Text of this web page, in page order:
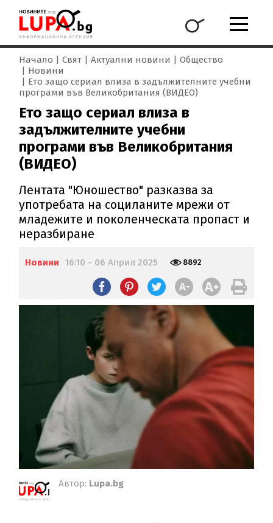
Начало Свят Актуални новини
Общество
Новини
Ето защо сериал влиза в задължителните учебни
програми във Великобритания (ВИДЕО)
Ето защо сериал влиза в
задължителните учебни
програми във Великобритания
(ВИДЕО)
Лентата "Юношество" разказва за
употребата на социланите мрежи от
младежите и поколенческата пропаст и
неразбиране
Новини 16:10 - 06 Април 2025 8892
Автор: Lupa.bg